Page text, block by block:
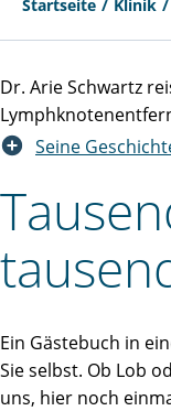
Startseite Klinik
Dr. Arie Schwartz
Seine
Ein Gästebuch in
Sie selbst. Ob Lob
uns, hier noch